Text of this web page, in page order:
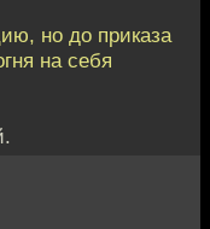
но до приказа
на себя